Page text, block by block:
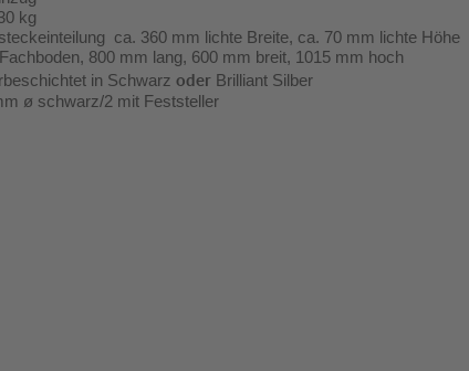
kg
ca. 360 mm lichte Breite, ca. 70 mm lichte Höhe
800 mm lang, 600 mm breit, 1015 mm hoch
in Schwarz oderBrilliant Silber
ø schwarz/2 mit Feststeller